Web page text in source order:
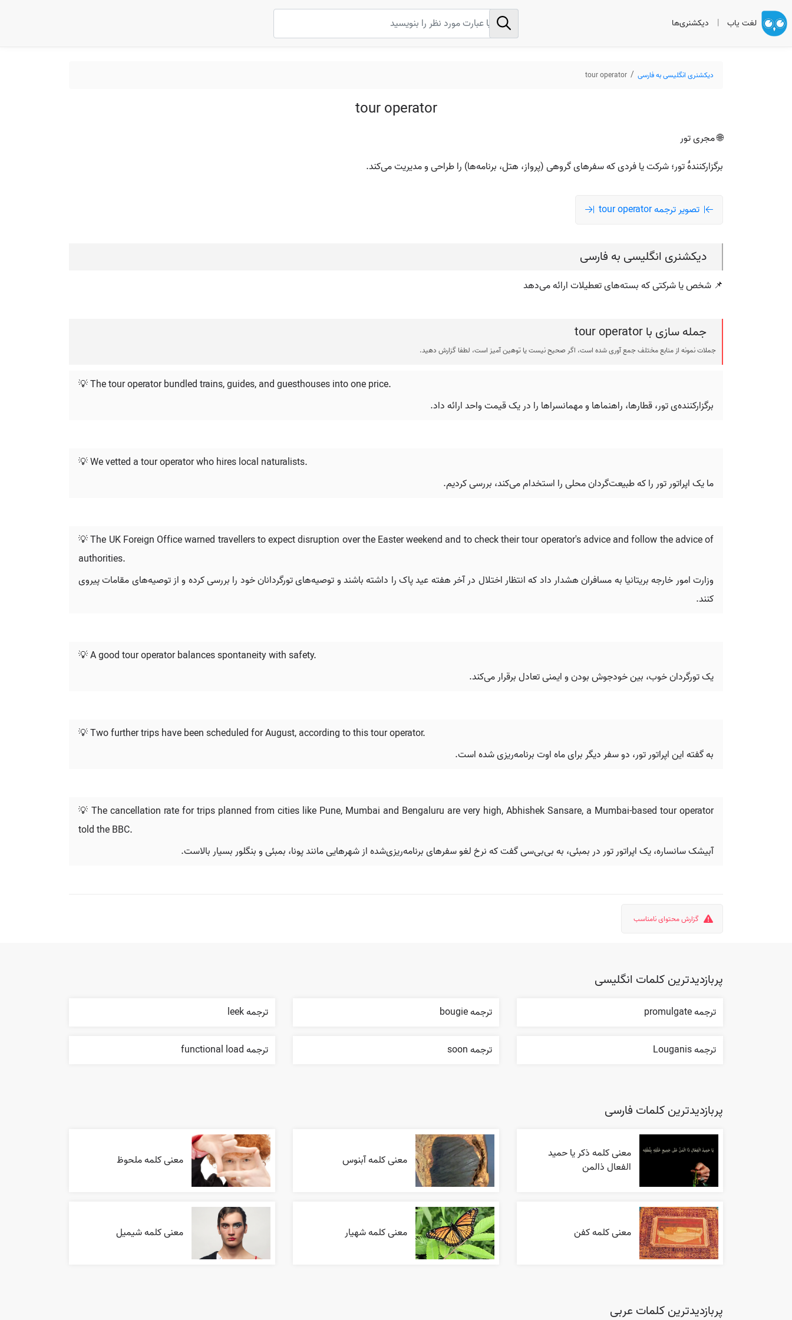
لغت یاب | دیکشنری‌ها
دیکشنری انگلیسی به فارسی tour operator
tour operator
🌐 مجری تور
برگزارکنندهٔ تور؛ شرکت یا فردی که سفرهای گروهی (پرواز، هتل، برنامه‌ها) را طراحی و مدیریت می‌کند.
تصویر ترجمه tour operator
دیکشنری انگلیسی به فارسی
📌 شخص یا شرکتی که بسته‌های تعطیلات ارائه می‌دهد
جمله سازی با tour operator
جملات نمونه از منابع مختلف جمع آوری شده است، اگر صحیح نیست یا توهین آمیز است، لطفا گزارش دهید.
💡 The tour operator bundled trains, guides, and guesthouses into one price.
برگزارکننده‌ی تور، قطارها، راهنماها و مهمانسراها را در یک قیمت واحد ارائه داد.
💡 We vetted a tour operator who hires local naturalists.
ما یک اپراتور تور را که طبیعت‌گردان محلی را استخدام می‌کند، بررسی کردیم.
💡 The UK Foreign Office warned travellers to expect disruption over the Easter weekend and to check their tour operator's advice and follow the advice of
authorities.
وزارت امور خارجه بریتانیا به مسافران هشدار داد که انتظار اختلال در آخر هفته عید پاک را داشته باشند و توصیه‌های تورگردانان خود را بررسی کرده و از توصیه‌های مقامات پیروی
کنند.
💡 A good tour operator balances spontaneity with safety.
یک تورگردان خوب، بین خودجوش بودن و ایمنی تعادل برقرار می‌کند.
💡 Two further trips have been scheduled for August, according to this tour operator.
به گفته این اپراتور تور، دو سفر دیگر برای ماه اوت برنامه‌ریزی شده است.
💡 The cancellation rate for trips planned from cities like Pune, Mumbai and Bengaluru are very high, Abhishek Sansare, a Mumbai-based tour operator
told the BBC.
آبیشک سانساره، یک اپراتور تور در بمبئی، به بی‌بی‌سی گفت که نرخ لغو سفرهای برنامه‌ریزی‌شده از شهرهایی مانند پونا، بمبئی و بنگلور بسیار بالاست.
گزارش محتوای نامناسب
پربازدیدترین کلمات انگلیسی
ترجمه promulgate ترجمه bougie ترجمه leek
ترجمه Louganis ترجمه soon ترجمه functional load
پربازدیدترین کلمات فارسی
معنی کلمه ذکر یا حمید
الفعال ذالمن
معنی کلمه آبنوس معنی کلمه ملحوظ
معنی کلمه کفن معنی کلمه شهیار معنی کلمه شیمیل
پربازدیدترین کلمات عربی